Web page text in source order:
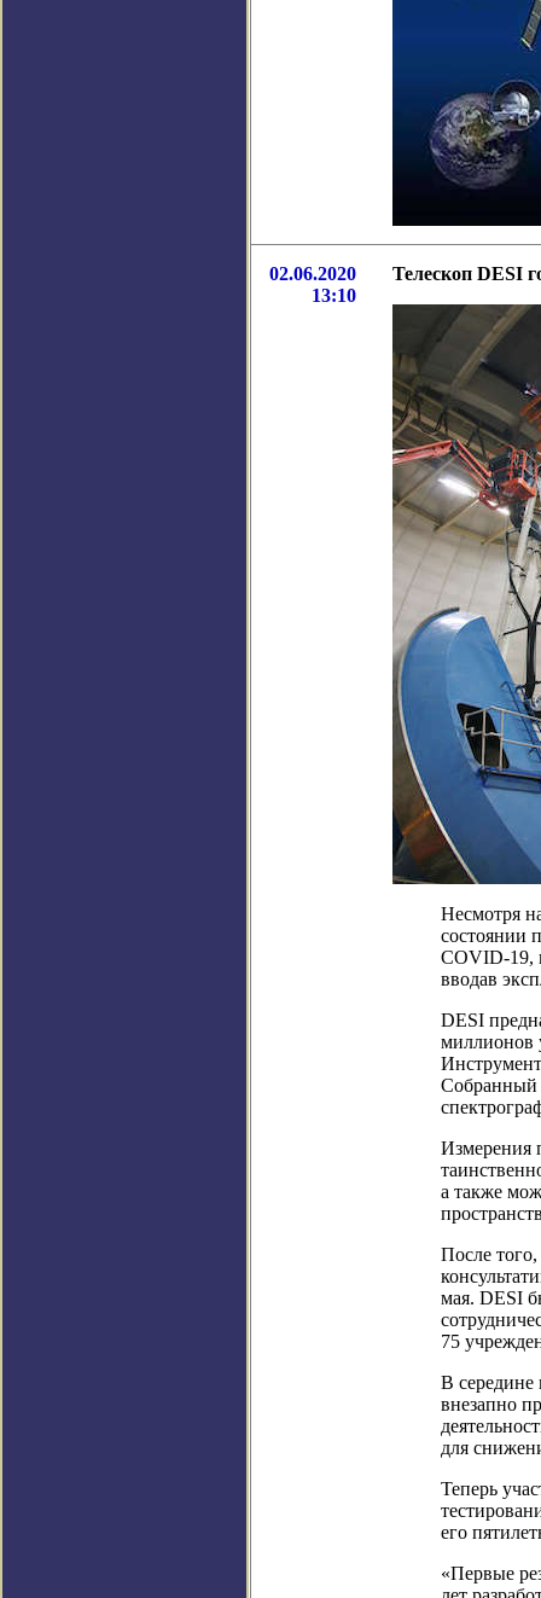
02.06.2020
13:10
Телескоп DESI
Несмотря
состоянии
COVID-19,
вводав
DESI
миллионов
Собранный
Измерения
а также
После
мая. DESI
75
В середине
внезапно
для
Теперь
его
«Первые